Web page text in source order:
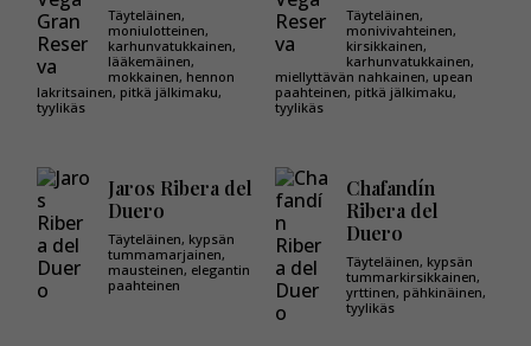
Täyteläinen,
moniulotteinen,
karhunvatukkainen,
lääkemäinen,
mokkainen, hennon
lakritsainen, pitkä jälkimaku,
tyylikäs
Täyteläinen,
monivivahteinen,
kirsikkainen,
karhunvatukkainen,
miellyttävän nahkainen, upean
paahteinen, pitkä jälkimaku,
tyylikäs
Jaros Ribera del
Duero
Täyteläinen, kypsän
tummamarjainen,
mausteinen, elegantin
paahteinen
Chafandín
Ribera del
Duero
Täyteläinen, kypsän
tummarkirsikkainen,
yrttinen, pähkinäinen,
tyylikäs